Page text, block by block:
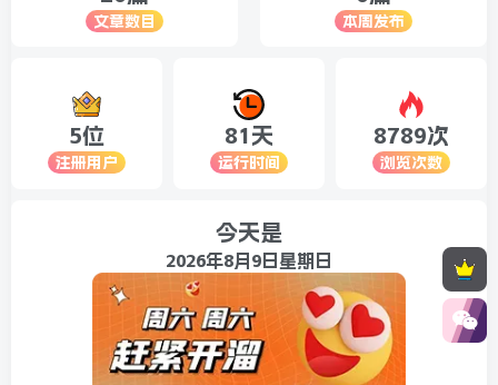
文章数目 本周发布
5位
注册用户
81天
运行时间
8789次
浏览次数
今天是
2026年8月9日星期日